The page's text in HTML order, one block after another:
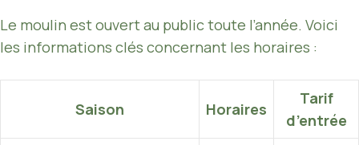
Le moulin est ouvert au public toute l’année. Voici
les informations clés concernant les horaires :
Saison Horaires
Tarif
d’entrée